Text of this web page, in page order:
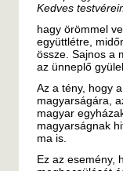
Kedves
hagy örömmel
együttlétre,
össze. Sajnos a
az ünneplő
Az a tény, hogy
magyarságára,
magyar
magyarságnak
ma is.
Ez az esemény,